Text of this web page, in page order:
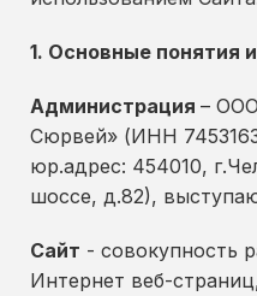
1. Основные понятия
Администрация –
Сюрвей» (ИНН
юр.адрес: 454010,
шоссе, д.82),
Сайт - совокупность
Интернет веб-